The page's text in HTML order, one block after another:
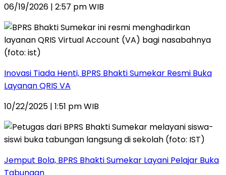
06/19/2026 | 2:57 pm WIB
Inovasi Tiada Henti, BPRS Bhakti Sumekar Resmi Buka
Layanan QRIS VA
10/22/2025 | 1:51 pm WIB
Jemput Bola, BPRS Bhakti Sumekar Layani Pelajar Buka
Tabungan